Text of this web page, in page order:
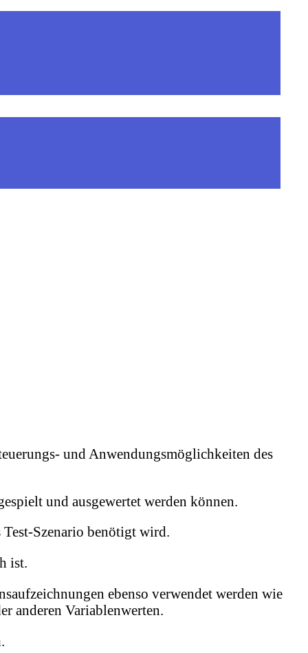
und Anwendungsmöglichkeiten des
und ausgewertet werden können.
Szenario benötigt wird.
ist.
ebenso verwendet werden wie
anderen Variablenwerten.